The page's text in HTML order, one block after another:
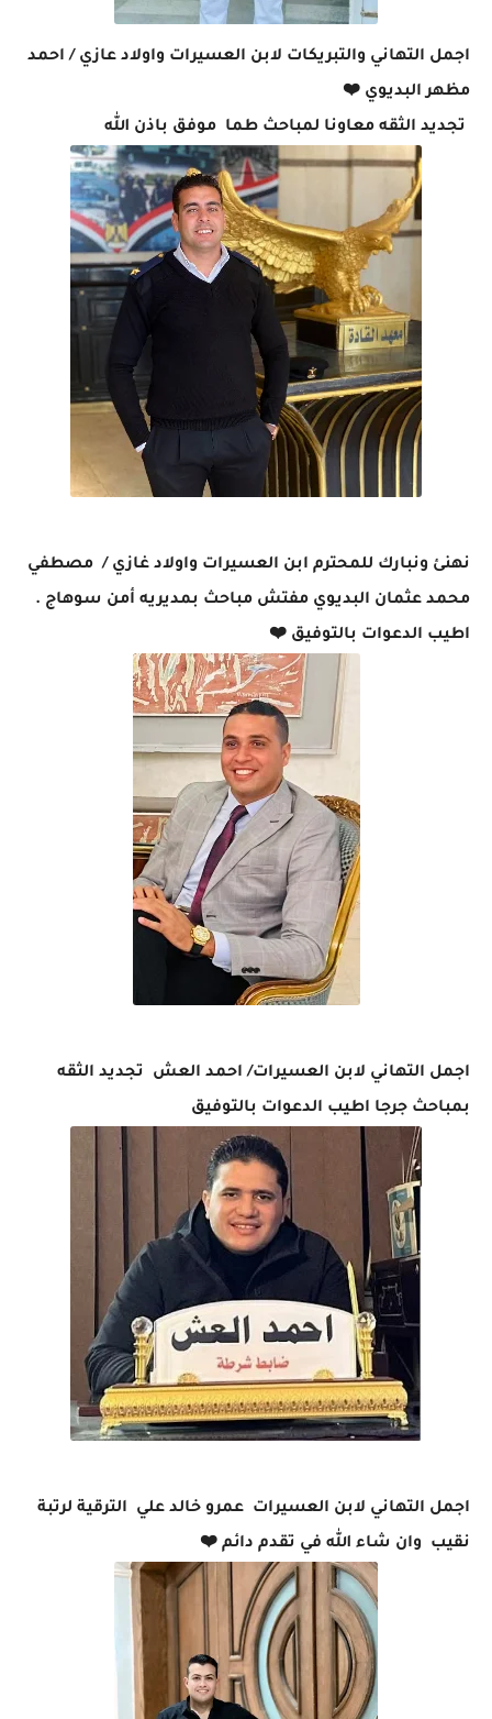
اجمل التهاني والتبريكات لابن العسيرات واولاد عازي / احمد
مظهر البديوي ❤️
تجديد الثقه معاونا لمباحث طما موفق باذن الله
نهنئ ونبارك للمحترم ابن العسيرات واولاد غازي / مصطفي
محمد عثمان البديوي مفتش مباحث بمديريه أمن سوهاج .
اطيب الدعوات بالتوفيق ❤️
اجمل التهاني لابن العسيرات/ احمد العش تجديد الثقه
بمباحث جرجا اطيب الدعوات بالتوفيق
اجمل التهاني لابن العسيرات عمرو خالد علي الترقية لرتبة
نقيب وان شاء الله في تقدم دائم ❤️